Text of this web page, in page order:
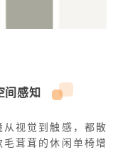
间感知
从视觉到触感，都散
茸茸的休闲单椅增